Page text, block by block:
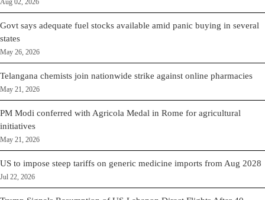
Aug 02, 2026
Govt says adequate fuel stocks available amid panic buying in several
states
May 26, 2026
Telangana chemists join nationwide strike against online pharmacies
May 21, 2026
PM Modi conferred with Agricola Medal in Rome for agricultural
initiatives
May 21, 2026
US to impose steep tariffs on generic medicine imports from Aug 2028
Jul 22, 2026